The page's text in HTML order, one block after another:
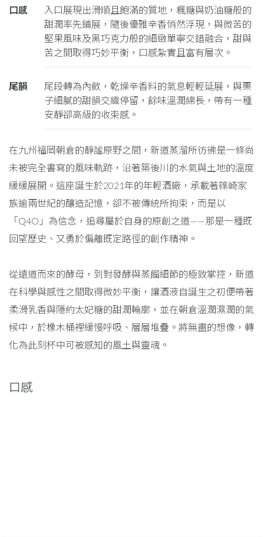
口感
入口展現出滑順且飽滿的質地，楓糖與奶油糖般的
甜潤率先鋪展，隨後優雅辛香悄然浮現，與微苦的
堅果風味及黑巧克力般的細緻單寧交錯融合，甜與
苦之間取得巧妙平衡，口感紮實且富有層次。
尾韻
尾段轉為內斂，乾燥辛香料的氣息輕輕延展，與栗
子細膩的甜韻交織停留，餘味溫潤綿長，帶有一種
安靜卻高級的收束感。
在九州福岡朝倉的靜謐原野之間，新道蒸溜所彷彿是一條尚
未被完全書寫的風味軌跡，沿著築後川的水氣與土地的溫度
緩緩展開。這座誕生於2021年的年輕酒廠，承載著篠崎家
族逾兩世紀的釀造記憶，卻不被傳統所拘束，而是以
「Q4O」為信念，追尋屬於自身的原創之道——那是一種既
回望歷史、又勇於偏離既定路徑的創作精神。
從遠道而來的酵母，到對發酵與蒸餾細節的極致掌控，新道
在科學與感性之間取得微妙平衡，讓酒液自誕生之初便帶著
柔滑乳香與隱約太妃糖的甜潤輪廓，並在朝倉溫潤濕潤的氣
候中，於橡木桶裡緩慢呼吸、層層堆疊。將無盡的想像，轉
化為此刻杯中可被感知的風土與靈魂。
口感